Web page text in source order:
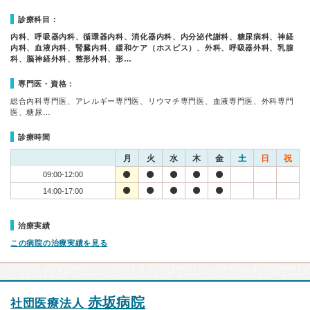
診療科目：
内科、呼吸器内科、循環器内科、消化器内科、内分泌代謝科、糖尿病科、神経
内科、血液内科、腎臓内科、緩和ケア（ホスピス）、外科、呼吸器外科、乳腺
科、脳神経外科、整形外科、形…
専門医・資格：
総合内科専門医、アレルギー専門医、リウマチ専門医、血液専門医、外科専門
医、糖尿…
診療時間
月 火 水 木 金 土 日 祝
09:00-12:00
14:00-17:00
治療実績
この病院の治療実績を見る
社団医療法人 赤坂病院